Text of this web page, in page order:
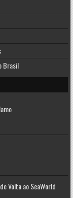
Brasil
Volta ao SeaWorld